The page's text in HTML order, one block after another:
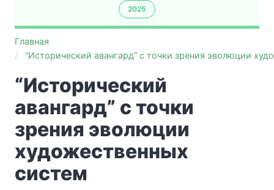
2025
Главная
“Исторический авангард” с точки зрения эволюции
“Исторический
авангард” с точки
зрения эволюции
художественных
систем